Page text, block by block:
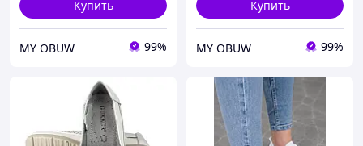
Купить
MY OBUW 99%
Купить
MY OBUW 99%